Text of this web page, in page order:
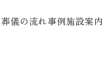
葬儀の流れ事例施設案内